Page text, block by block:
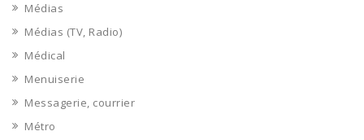
Médias
Médias (TV, Radio)
Médical
Menuiserie
Messagerie, courrier
Métro